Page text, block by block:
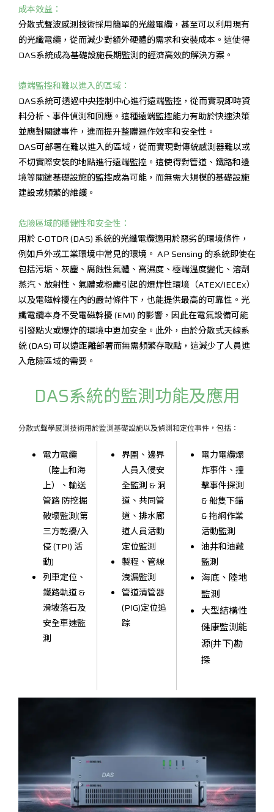
成本效益：
分散式聲波感測技術採用簡單的光纖電纜，甚至可以利用現有
的光纖電纜，從而減少對額外硬體的需求和安裝成本。這使得
DAS系統成為基礎設施長期監測的經濟高效的解決方案。
遠端監控和難以進入的區域：
DAS系統可透過中央控制中心進行遠端監控，從而實現即時資
料分析、事件偵測和回應。這種遠端監控能力有助於快速決策
並應對關鍵事件，進而提升整體運作效率和安全性。
DAS可部署在難以進入的區域，從而實現對傳統感測器難以或
不切實際安裝的地點進行遠端監控。這使得對管道、鐵路和邊
境等關鍵基礎設施的監控成為可能，而無需大規模的基礎設施
建設或頻繁的維護。
危險區域的穩健性和安全性：
用於 C-OTDR (DAS) 系統的光纖電纜適用於惡劣的環境條件，
例如戶外或工業環境中常見的環境。 AP Sensing 的系統即使在
包括污垢、灰塵、腐蝕性氣體、高濕度、極端溫度變化、溶劑
蒸汽、放射性、氣體或粉塵引起的爆炸性環境（ATEX/IECEx）
以及電磁幹擾在內的嚴苛條件下，也能提供最高的可靠性。光
纖電纜本身不受電磁幹擾 (EMI) 的影響，因此在電氣設備可能
引發點火或爆炸的環境中更加安全。此外，由於分散式天線系
統 (DAS) 可以遠距離部署而無需頻繁存取點，這減少了人員進
入危險區域的需要。
DAS系統的監測功能及應用
分散式聲學感測技術用於監測基礎設施以及偵測和定位事件，包括：
電力電纜
（陸上和海
上）、輸送
管路 防挖掘
破壞監測(第
三方乾擾/入
侵 (TPI) 活
動)
列車定位、
鐵路軌道 &
滑坡落石及
安全車速監
測
界圍、邊界
人員入侵安
全監測 & 洞
道、共同管
道、排水廊
道人員活動
定位監測
製程、管線
洩漏監測
管道清管器
(PIG)定位追
踪
電力電纜爆
炸事件、撞
擊事件探測
& 船隻下錨
& 拖網作業
活動監測
油井和油藏
監測
海底、陸地
監測
大型結構性
健康監測能
源(井下)勘
探